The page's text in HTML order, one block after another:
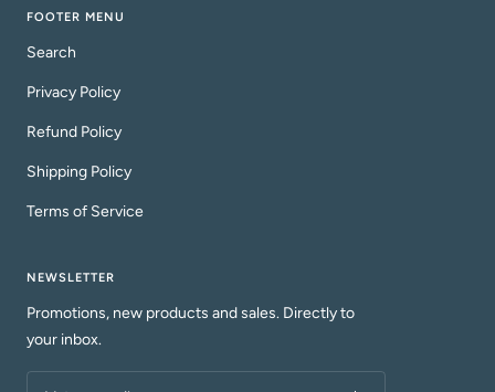
FOOTER MENU
Search
Privacy Policy
Refund Policy
Shipping Policy
Terms of Service
NEWSLETTER
Promotions, new products and sales. Directly to
your inbox.